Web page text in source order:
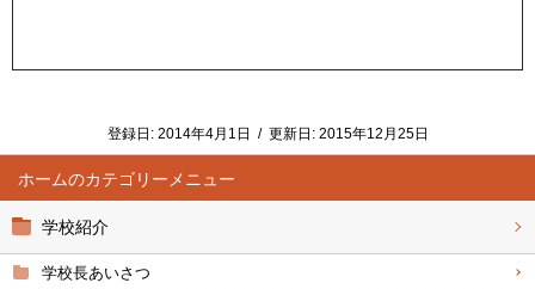
ホーム
学校紹介
学校長あいさつ
登録日: 2014年4月1日 / 更新日: 2015年12月25日